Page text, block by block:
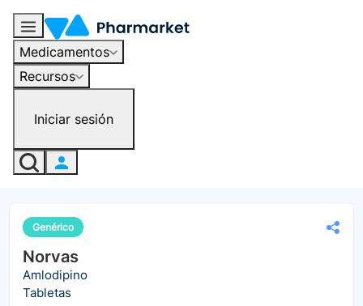
Medicamentos
Recursos
Iniciar sesión
Genérico
Norvas
Amlodipino
Tabletas